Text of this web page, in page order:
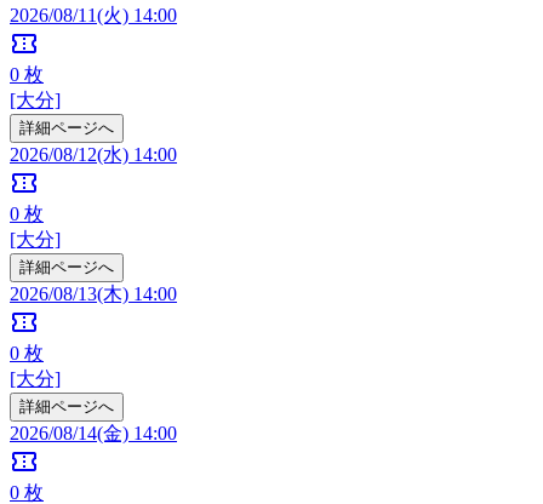
2026/08/11(火) 14:00
confirmation_number
0 枚
[大分]
詳細ページへ
2026/08/12(水) 14:00
confirmation_number
0 枚
[大分]
詳細ページへ
2026/08/13(木) 14:00
confirmation_number
0 枚
[大分]
詳細ページへ
2026/08/14(金) 14:00
confirmation_number
0 枚